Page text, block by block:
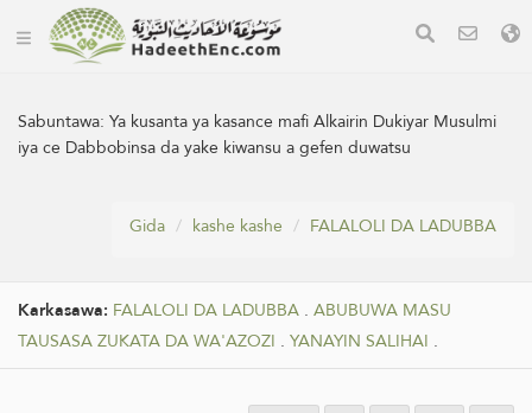
Sabuntawa:Ya kusanta ya kasance mafi Alkairin Dukiyar Musulmi
iya ce Dabbobinsa da yake kiwansu a gefen duwatsu
Gida kashe kashe FALALOLI DA LADUBBA
Karkasawa: FALALOLI DA LADUBBA . ABUBUWA MASU
TAUSASA ZUKATA DA WA'AZOZI . YANAYIN SALIHAI .